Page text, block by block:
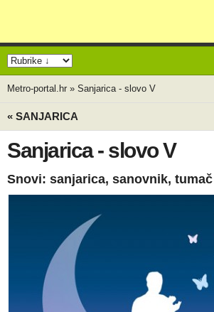
Metro-portal.hr » Sanjarica - slovo V
« SANJARICA
Sanjarica - slovo V
Snovi: sanjarica, sanovnik,